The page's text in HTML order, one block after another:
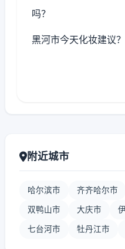
吗？
黑河市今天化妆建议？
附近城市
哈尔滨市 齐齐哈尔市
双鸭山市 大庆市
七台河市 牡丹江市